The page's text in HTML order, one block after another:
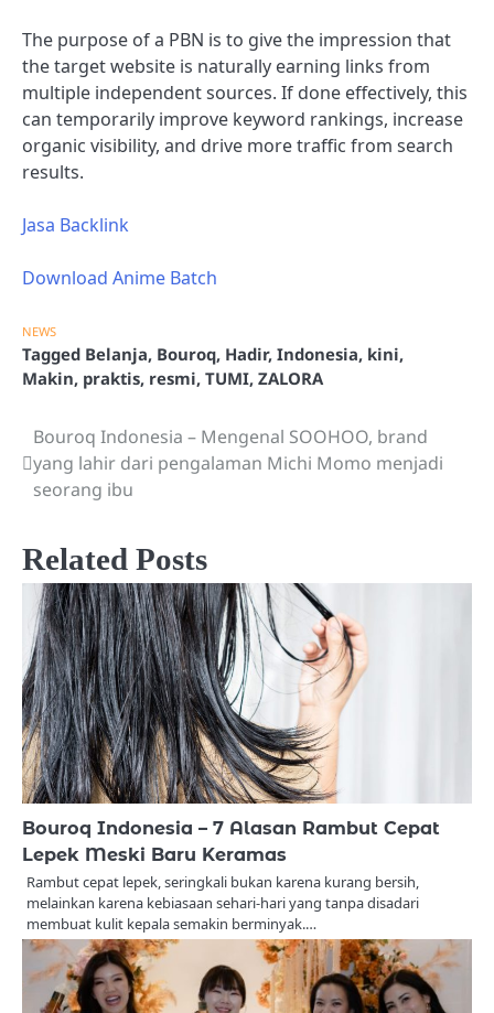
The purpose of a PBN is to give the impression that
the target website is naturally earning links from
multiple independent sources. If done effectively, this
can temporarily improve keyword rankings, increase
organic visibility, and drive more traffic from search
results.
Jasa Backlink
Download Anime Batch
NEWS
Tagged Belanja, Bouroq, Hadir, Indonesia, kini,
Makin, praktis, resmi, TUMI, ZALORA
Post
navigation
Bouroq Indonesia – Mengenal SOOHOO, brand
yang lahir dari pengalaman Michi Momo menjadi
seorang ibu
Related Posts
Bouroq Indonesia – 7 Alasan Rambut Cepat
Lepek Meski Baru Keramas
Rambut cepat lepek, seringkali bukan karena kurang bersih,
melainkan karena kebiasaan sehari-hari yang tanpa disadari
membuat kulit kepala semakin berminyak.…